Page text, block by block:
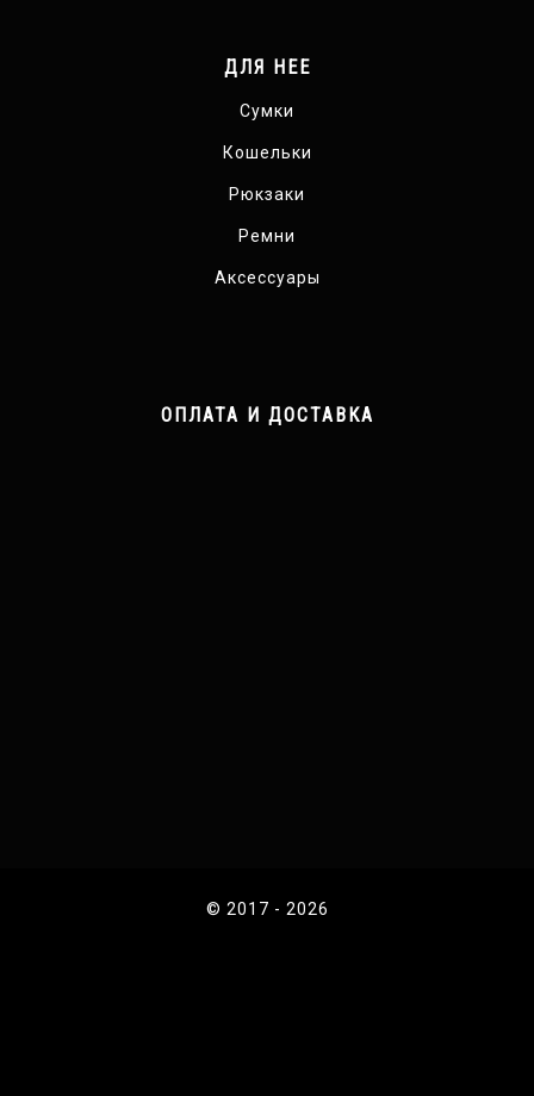
ДЛЯ НЕЕ
Сумки
Кошельки
Рюкзаки
Ремни
Аксессуары
ОПЛАТА И ДОСТАВКА
© 2017 - 2026